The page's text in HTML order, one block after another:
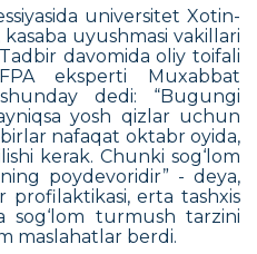
universitet Xotin-
uyushmasi vakillari
davomida oliy toifali
eksperti Muxabbat
dedi: “Bugungi
yosh qizlar uchun
nafaqat oktabr oyida,
kerak. Chunki sog‘lom
poydevoridir” - deya,
profilaktikasi, erta tashxis
sog‘lom turmush tarzini
maslahatlar berdi.